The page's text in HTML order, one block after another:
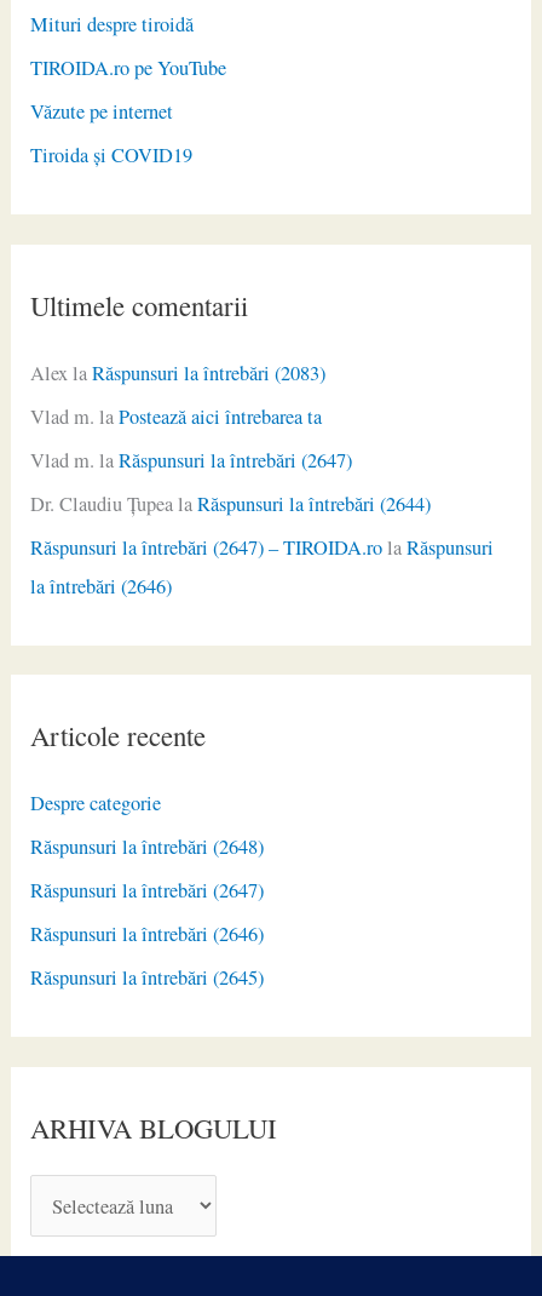
Mituri despre tiroidă
TIROIDA.ro pe YouTube
Văzute pe internet
Tiroida și COVID19
Ultimele comentarii
AlexlaRăspunsuri la întrebări (2083)
Vlad m. laPostează aici întrebarea ta
Vlad m. laRăspunsuri la întrebări (2647)
Dr. Claudiu ŢupealaRăspunsuri la întrebări (2644)
Răspunsuri la întrebări (2647) – TIROIDA.rolaRăspunsuri
la întrebări (2646)
Articole recente
Despre categorie
Răspunsuri la întrebări (2648)
Răspunsuri la întrebări (2647)
Răspunsuri la întrebări (2646)
Răspunsuri la întrebări (2645)
ARHIVA BLOGULUI
R